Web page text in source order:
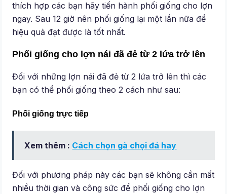
thích hợp các bạn hãy tiến hành phối giống cho lợn
ngay. Sau 12 giờ nên phối giống lại một lần nữa để
hiệu quả đạt được là tốt nhất.
Phối giống cho lợn nái đã đẻ từ 2 lứa trở lên
Đối với những lợn nái đã đẻ từ 2 lứa trở lên thì các
bạn có thể phối giống theo 2 cách như sau:
Phối giống trực tiếp
Xem thêm : Cách chọn gà chọi đá hay
Đối với phương pháp này các bạn sẽ không cần mất
nhiều thời gian và công sức để phối giống cho lợn